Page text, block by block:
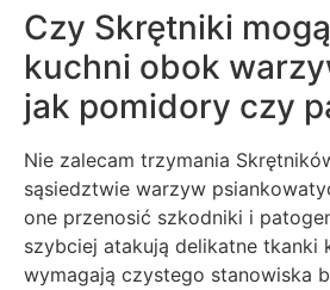
Czy Skrętniki
kuchni obok
jak pomidory czy
Nie zalecam trzymania
sąsiedztwie warzyw
one przenosić szkodniki i
szybciej atakują delikatne tkanki
wymagają czystego stanowiska